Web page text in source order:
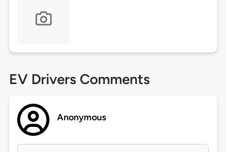
EV Drivers Comments
Anonymous